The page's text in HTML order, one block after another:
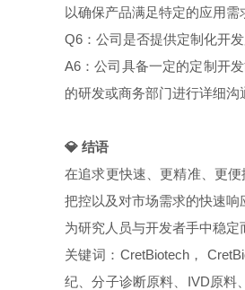
以确保产品满足特定的应用需
Q6：公司是否提供定制化开发
A6：公司具备一定的定制开
的研发或商务部门进行详细沟
💎 结语
在追求更快速、更精准、更
把控以及对市场需求的快速
为研究人员与开发者手中稳定
关键词：CretBiotech，
纪、分子诊断原料、IVD原料